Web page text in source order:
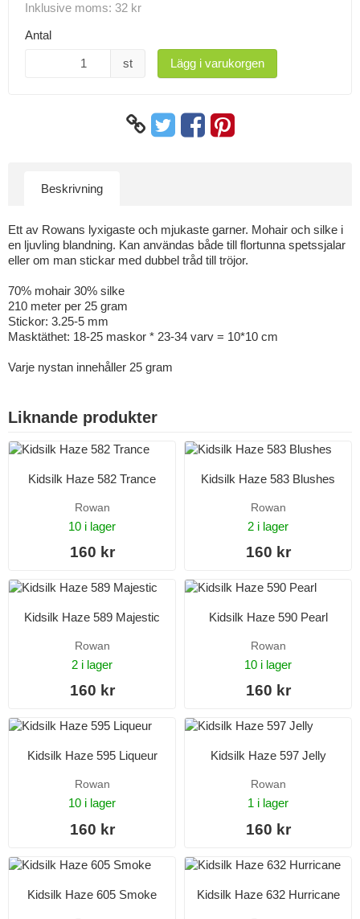
Inklusive moms: 32 kr
Antal
st Lägg i varukorgen
Beskrivning
Ett av Rowans lyxigaste och mjukaste garner. Mohair och silke i
en ljuvling blandning. Kan användas både till flortunna spetssjalar
eller om man stickar med dubbel tråd till tröjor.
70% mohair 30% silke
210 meter per 25 gram
Stickor: 3.25-5 mm
Masktäthet: 18-25 maskor * 23-34 varv = 10*10 cm
Varje nystan innehåller 25 gram
Liknande produkter
Kidsilk Haze 582 Trance
Rowan
10 i lager
160 kr
Kidsilk Haze 583 Blushes
Rowan
2 i lager
160 kr
Kidsilk Haze 589 Majestic
Rowan
2 i lager
160 kr
Kidsilk Haze 590 Pearl
Rowan
10 i lager
160 kr
Kidsilk Haze 595 Liqueur
Rowan
10 i lager
160 kr
Kidsilk Haze 597 Jelly
Rowan
1 i lager
160 kr
Kidsilk Haze 605 Smoke Kidsilk Haze 632 Hurricane